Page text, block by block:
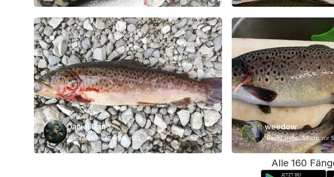
Daniel Dan
Bachforelle 42 cm vor 3 Jahre
weedow
Bachforelle 55 cm vor
Alle 160